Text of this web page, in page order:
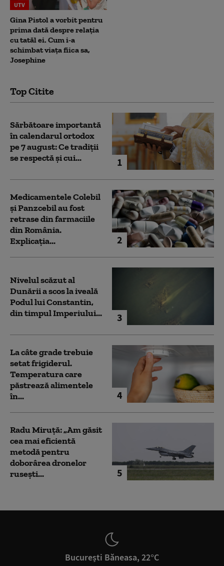
UTV
Gina Pistol a vorbit pentru
prima dată despre relația
cu tatăl ei. Cum i-a
schimbat viața fiica sa,
Josephine
Top Citite
1
Sărbătoare importantă
în calendarul ortodox
pe 7 august: Ce tradiții
se respectă și cui...
2
Medicamentele Colebil
și Panzcebil au fost
retrase din farmaciile
din România.
Explicația...
3
Nivelul scăzut al
Dunării a scos la iveală
Podul lui Constantin,
din timpul Imperiului...
4
La câte grade trebuie
setat frigiderul.
Temperatura care
păstrează alimentele
în...
5
Radu Miruță: „Am găsit
cea mai eficientă
metodă pentru
doborârea dronelor
rusești...
București Băneasa, 22°C